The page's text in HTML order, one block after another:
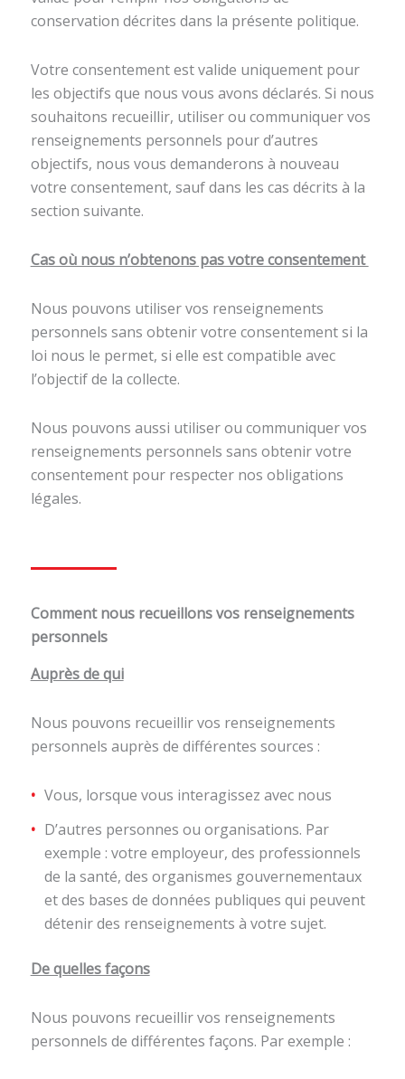
conservation décrites dans la présente politique.
Votre consentement est valide uniquement pour
les objectifs que nous vous avons déclarés. Si nous
souhaitons recueillir, utiliser ou communiquer vos
renseignements personnels pour d’autres
objectifs, nous vous demanderons à nouveau
votre consentement, sauf dans les cas décrits à la
section suivante.
Cas où nous n’obtenons pas votre consentement
Nous pouvons utiliser vos renseignements
personnels sans obtenir votre consentement si la
loi nous le permet, si elle est compatible avec
l’objectif de la collecte.
Nous pouvons aussi utiliser ou communiquer vos
renseignements personnels sans obtenir votre
consentement pour respecter nos obligations
légales.
Comment nous recueillons vos renseignements
personnels
Auprès de qui
Nous pouvons recueillir vos renseignements
personnels auprès de différentes sources :
Vous, lorsque vous interagissez avec nous
D’autres personnes ou organisations. Par
exemple : votre employeur, des professionnels
de la santé, des organismes gouvernementaux
et des bases de données publiques qui peuvent
détenir des renseignements à votre sujet.
De quelles façons
Nous pouvons recueillir vos renseignements
personnels de différentes façons. Par exemple :